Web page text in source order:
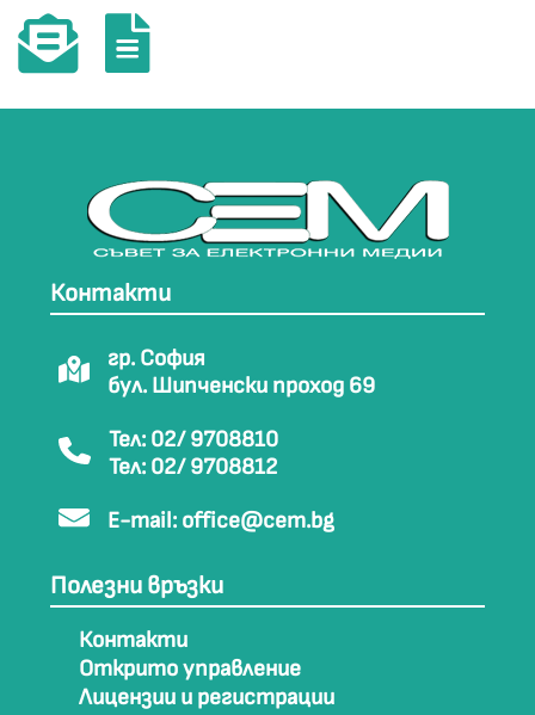
Контакти
гр. София
бул. Шипченски проход 69
Тел: 02/ 9708810
Тел: 02/ 9708812
E-mail: office@cem.bg
Полезни връзки
Контакти
Открито управление
Лицензии и регистрации